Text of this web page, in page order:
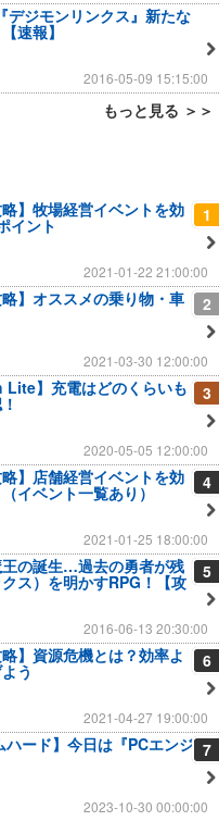
デジモンリンクス』新たな
速報】
2016-05-09 15:15:00
もっと見る ＞＞
1
略】牧場経営イベントを効
イント
2021-01-22 21:00:00
2
略】オススメの乗り物・車
2021-03-30 12:00:00
3
】充電はどのくらいも
2020-05-05 12:00:00
4
略】店舗経営イベントを効
イベント一覧あり）
2021-01-25 18:00:00
5
王の誕生…過去の勇者が残
ス）を明かすRPG！【攻
2016-06-13 20:30:00
6
】資源危機とは？効率よ
う
2021-04-27 19:00:00
7
ハード】今日は『PCエンジ
2023-10-30 00:00:00